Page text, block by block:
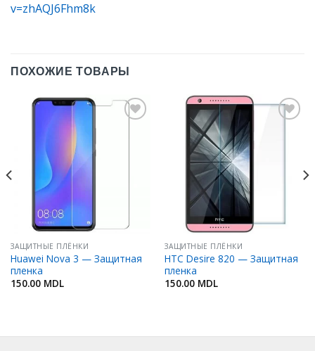
v=zhAQJ6Fhm8k
ПОХОЖИЕ ТОВАРЫ
ЗАЩИТНЫЕ ПЛЁНКИ
Huawei Nova 3 — Защитная
пленка
150.00 MDL
ЗАЩИТНЫЕ ПЛЁНКИ
HTC Desire 820 — Защитная
пленка
150.00 MDL